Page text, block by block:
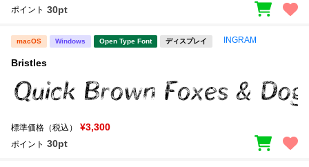
ポイント 30pt
macOS Windows Open Type Font ディスプレイ INGRAM
Bristles
標準価格（税込） ¥3,300
ポイント 30pt